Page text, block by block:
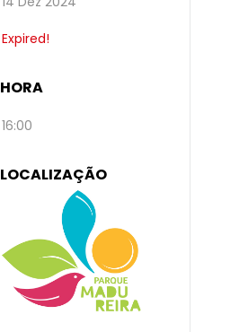
Expired!
HORA
16:00
LOCALIZAÇÃO